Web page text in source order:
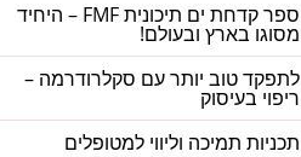
ספר קדחת ים תיכונית FMF – היחיד
מסוגו בארץ ובעולם!
לתפקד טוב יותר עם סקלרודרמה –
ריפוי בעיסוק
תכניות תמיכה וליווי למטופלים